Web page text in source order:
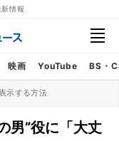
情報
映画 YouTube BS・
示する方法
男”役に「大丈